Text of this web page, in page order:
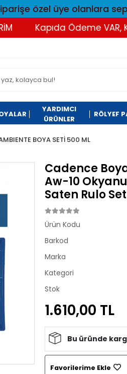
özel üye olanlara
Kapıda Ödeme VAR,
YARDIMCI
ÜRÜNLER
RÖLYEF
BOYA SETİ 500 ML
Cadence
Aw-10
Saten Rulo Set
Ürün Kodu
Barkod
Marka
Kategori
Stok
1.610,00 TL
Bu üründe
Favorilerime Ekle